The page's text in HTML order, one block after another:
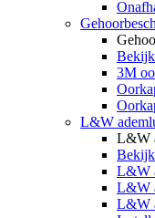
3M
L&W
L&W
L&W
L&W
L&W